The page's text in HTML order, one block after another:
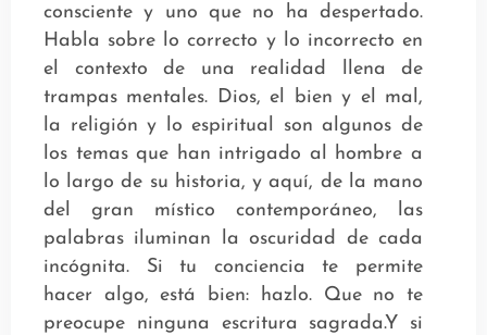
consciente y uno que no ha despertado.
Habla sobre lo correcto y lo incorrecto en
el contexto de una realidad llena de
trampas mentales. Dios, el bien y el mal,
la religión y lo espiritual son algunos de
los temas que han intrigado al hombre a
lo largo de su historia, y aquí, de la mano
del gran místico contemporáneo, las
palabras iluminan la oscuridad de cada
incógnita. Si tu conciencia te permite
hacer algo, está bien: hazlo. Que no te
preocupe ninguna escritura sagrada.Y si